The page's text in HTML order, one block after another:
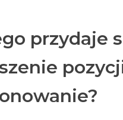
przydaje